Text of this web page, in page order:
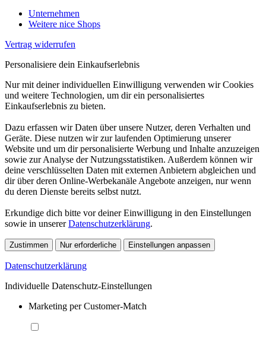
Unternehmen
Weitere nice Shops
Vertrag widerrufen
Personalisiere dein Einkaufserlebnis
Nur mit deiner individuellen Einwilligung verwenden wir Cookies
und weitere Technologien, um dir ein personalisiertes
Einkaufserlebnis zu bieten.
Dazu erfassen wir Daten über unsere Nutzer, deren Verhalten und
Geräte. Diese nutzen wir zur laufenden Optimierung unserer
Website und um dir personalisierte Werbung und Inhalte anzuzeigen
sowie zur Analyse der Nutzungsstatistiken. Außerdem können wir
deine verschlüsselten Daten mit externen Anbietern abgleichen und
dir über deren Online-Werbekanäle Angebote anzeigen, nur wenn
du deren Dienste bereits selbst nutzt.
Erkundige dich bitte vor deiner Einwilligung in den Einstellungen
sowie in unsererDatenschutzerklärung.
Zustimmen Nur erforderliche Einstellungen anpassen
Datenschutzerklärung
Individuelle Datenschutz-Einstellungen
Marketing per Customer-Match